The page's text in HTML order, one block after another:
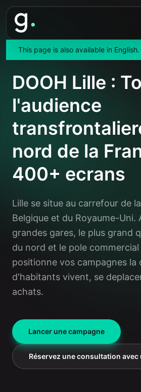
This page is also available in English.
Accueil>Localisations>France> Lille
DOOH Lille :
l'audience
nord de la
400+ ecrans
Lille se situe au carrefour de
Belgique et du Royaume-Uni.
grandes gares, le plus grand
du nord et le pole commercial
positionne vos campagnes la
d'habitants vivent, se
achats.
Lancer une campagne
Réservez une consultation avec